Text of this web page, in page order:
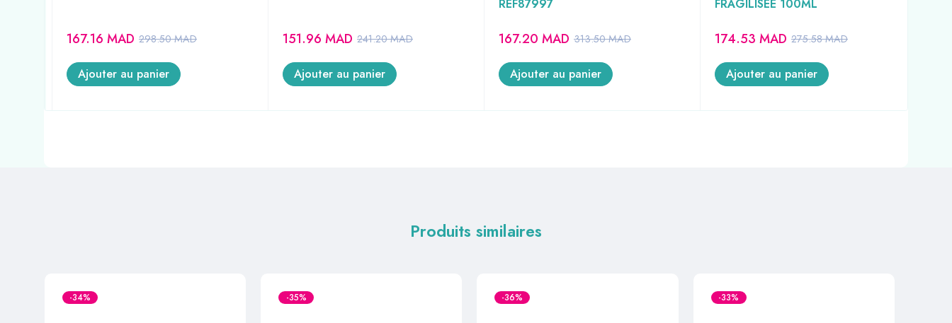
298.50MAD
167.16 MAD
Ajouter au panier
241.20MAD
151.96 MAD
Ajouter au panier
REF87997
313.50MAD
167.20 MAD
Ajouter au panier
FRAGILISEE 100ML
275.58MAD
174.53 MAD
Ajouter au panier
Produits similaires
-34% -35% -36% -33%